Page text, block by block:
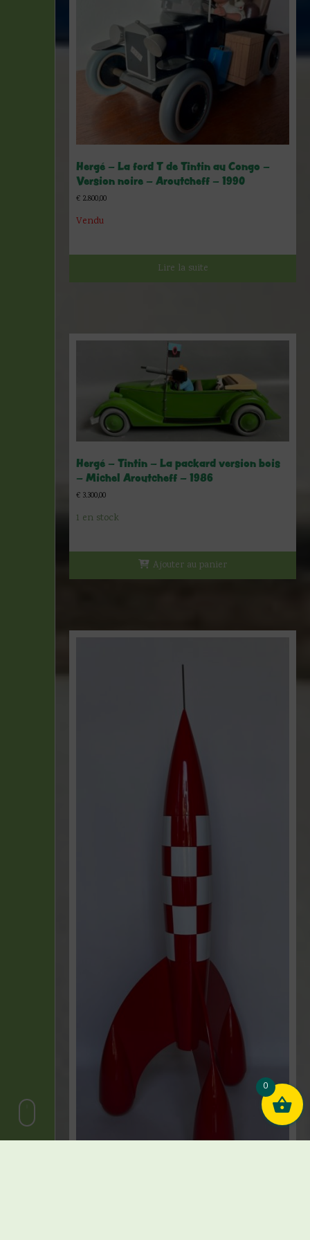
Hergé – La ford T de Tintin au Congo –
Version noire – Aroutcheff – 1990
€ 2.800,00
Vendu
Lire la suite
Hergé – Tintin – La packard version bois
– Michel Aroutcheff – 1986
€ 3.300,00
1 en stock
Ajouter au panier
0